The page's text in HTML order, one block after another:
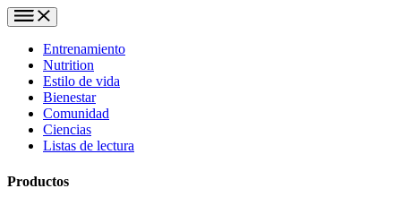
Entrenamiento
Nutrition
Estilo de vida
Bienestar
Comunidad
Ciencias
Listas de lectura
Productos